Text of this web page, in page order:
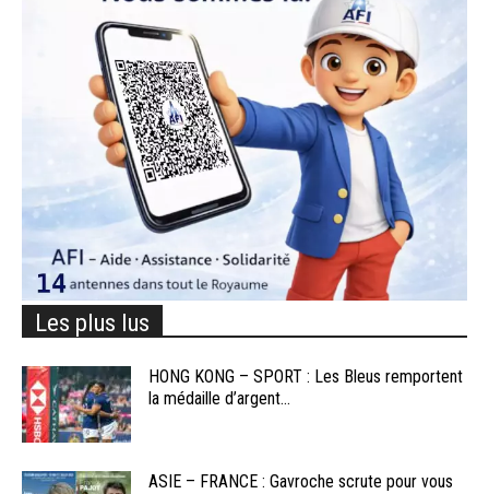
Les plus lus
HONG KONG – SPORT : Les Bleus remportent
la médaille d’argent...
ASIE – FRANCE : Gavroche scrute pour vous